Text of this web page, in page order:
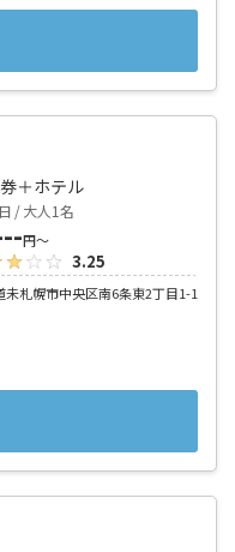
＋ホテル
/ 大人1名
円～
3.25
未札幌市中央区南6条東2丁目1-1